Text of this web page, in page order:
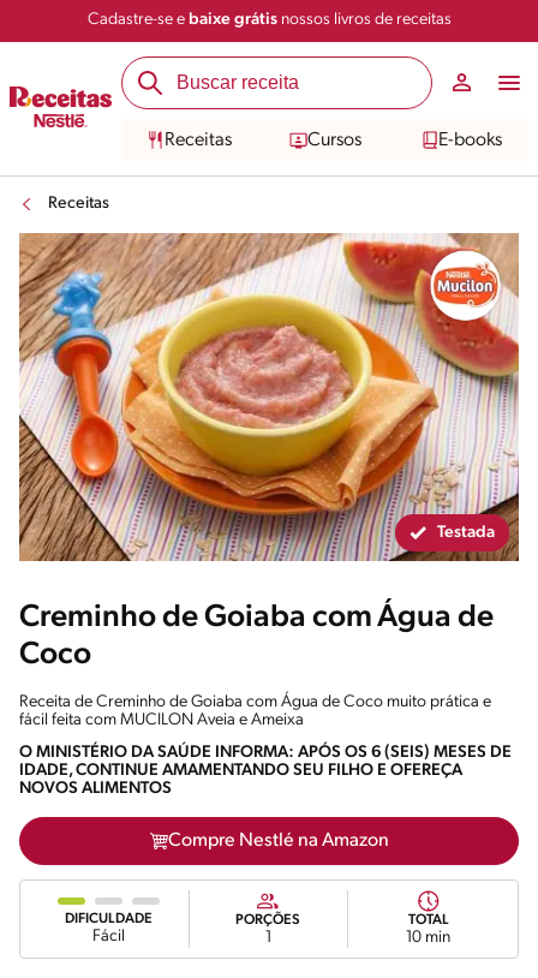
Cadastre-se e baixe grátisnossos livros de receitas
Receitas Cursos E-books
Receitas
Salvar Compartilhar
Testada
Creminho de Goiaba com Água de
Coco
Receita de Creminho de Goiaba com Água de Coco muito prática e
fácil feita com MUCILON Aveia e Ameixa
O MINISTÉRIO DA SAÚDE INFORMA: APÓS OS 6 (SEIS) MESES DE
IDADE, CONTINUE AMAMENTANDO SEU FILHO E OFEREÇA
NOVOS ALIMENTOS
Compre Nestlé na Amazon
DIFICULDADE
Fácil
PORÇÕES
1
TOTAL
10 min